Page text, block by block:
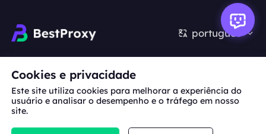
português
Cooperação:michael.wang@bestproxy.com
Sobre
nós
marca
Serviço
Privacidade
Cookies e privacidade
Este site utiliza cookies para melhorar a experiência do
usuário e analisar o desempenho e o tráfego em nosso
site.